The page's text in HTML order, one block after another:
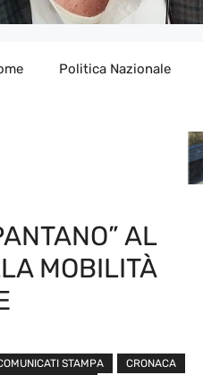
Politica Nazionale
AL
MOBILITÀ
STAMPA
CRONACA